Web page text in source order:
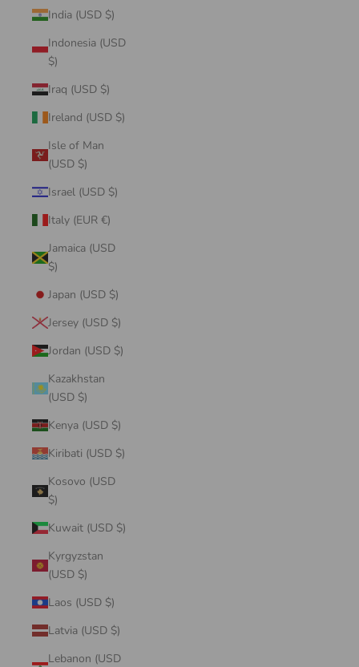
India (USD $)
Indonesia (USD
$)
Iraq (USD $)
Ireland (USD $)
Isle of Man
(USD $)
Israel (USD $)
Italy (EUR €)
Jamaica (USD
$)
Japan (USD $)
Jersey (USD $)
Jordan (USD $)
Kazakhstan
(USD $)
Kenya (USD $)
Kiribati (USD $)
Kosovo (USD
$)
Kuwait (USD $)
Kyrgyzstan
(USD $)
Laos (USD $)
Latvia (USD $)
Lebanon (USD